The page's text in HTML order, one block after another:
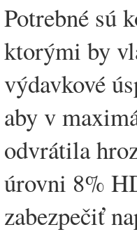
Potrebné sú
ktorými by
výdavkové
aby v
odvrátila
úrovni 8%
zabezpečiť